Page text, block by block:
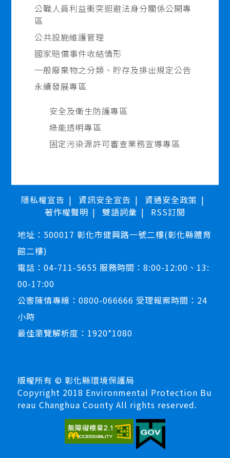
公職人員利益衝突迴避法身分關係公開專
區
公共設施維護管理
國家賠償事件收結情形
一般廢棄物之分類、貯存及排出規定公告
永續發展專區
安全及衛生防護專區
綠能透明專區
固定污染源許可審查業務宣導專區
隱私權宣告 資訊安全宣告
資通安全政策
著作權聲明
雙語詞彙
RSS訂閱
地址：500017 彰化市健興路一號二樓(彰化縣體育
館二樓)
電話：04-711-5655 服務時間：8:00-12:00、13:
00-17:00
公害陳情專線：0800-066666 受理報案時間：24
小時
最佳瀏覽解析度：1920*1080
版權所有 © 彰化縣環境保護局
Copyright 2018 Environmental Protection Bu
reau Changhua County All rights reserved.